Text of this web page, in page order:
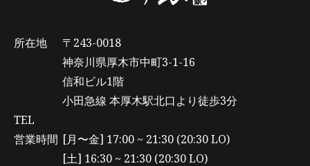
所在地
〒243-0018
神奈川県厚木市中町3-1-16
信和ビル1階
小田急線 本厚木駅北口より徒歩3分
TEL
営業時間 [月〜金] 17:00 ~ 21:30 (20:30 LO)
[土] 16:30 ~ 21:30 (20:30 LO)